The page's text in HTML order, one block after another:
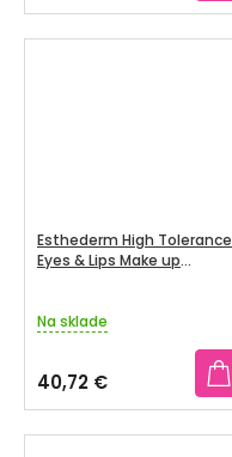
Esthederm High Tolerance
Eyes & Lips Make up
Na sklade
40,72 €